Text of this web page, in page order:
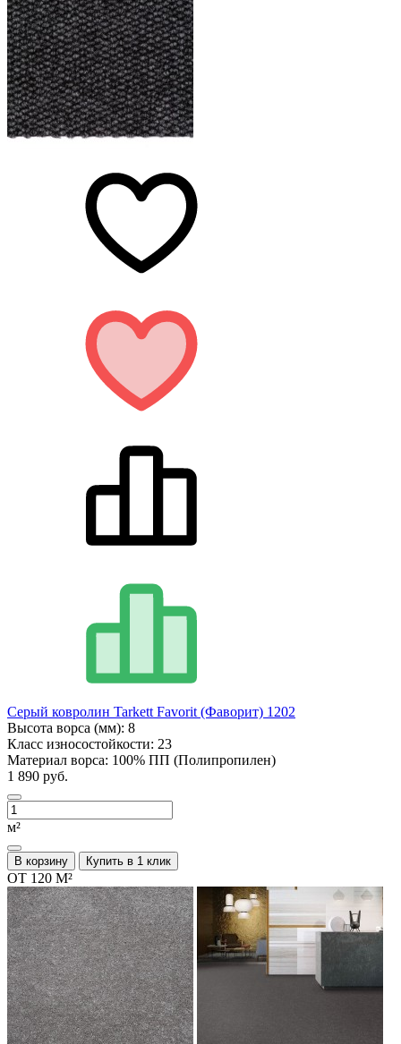
Серый ковролин Tarkett Favorit (Фаворит) 1202
Высота ворса (мм): 8
Класс износостойкости: 23
Материал ворса: 100% ПП (Полипропилен)
1 890 руб.
м²
В корзину Купить в 1 клик
ОТ 120 М²